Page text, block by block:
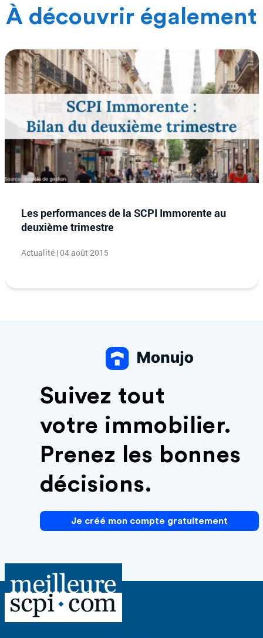
À découvrir également
Les performances de la SCPI Immorente au
deuxième trimestre
Actualité | 04 août 2015
Suivez tout
votre immobilier.
Prenez les bonnes
décisions.
Je créé mon compte gratuitement